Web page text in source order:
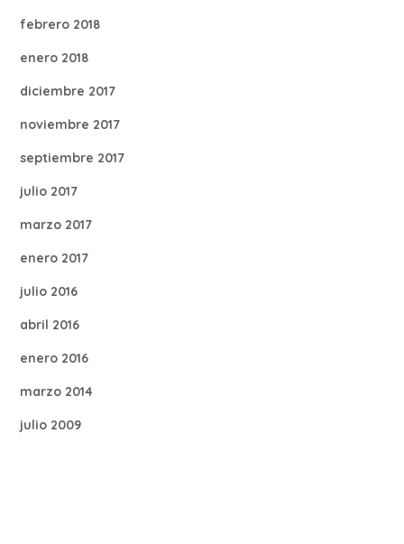
febrero 2018
enero 2018
diciembre 2017
noviembre 2017
septiembre 2017
julio 2017
marzo 2017
enero 2017
julio 2016
abril 2016
enero 2016
marzo 2014
julio 2009